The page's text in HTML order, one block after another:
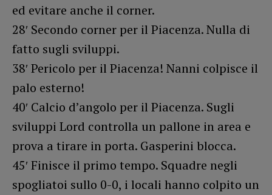
ed evitare anche il corner.
28′ Secondo corner per il Piacenza. Nulla di
fatto sugli sviluppi.
38′ Pericolo per il Piacenza! Nanni colpisce il
palo esterno!
40′ Calcio d’angolo per il Piacenza. Sugli
sviluppi Lord controlla un pallone in area e
prova a tirare in porta. Gasperini blocca.
45′ Finisce il primo tempo. Squadre negli
spogliatoi sullo 0-0, i locali hanno colpito un